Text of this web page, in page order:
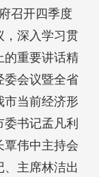
召开四季度
，深入学习贯
的重要讲话精
委会议暨全省
市当前经济形
书记孟凡利
覃伟中主持会
主席林洁出